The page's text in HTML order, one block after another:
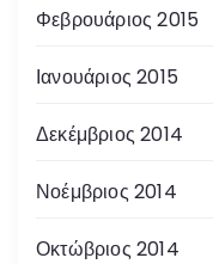
Φεβρουάριος 2015
Ιανουάριος 2015
Δεκέμβριος 2014
Νοέμβριος 2014
Οκτώβριος 2014